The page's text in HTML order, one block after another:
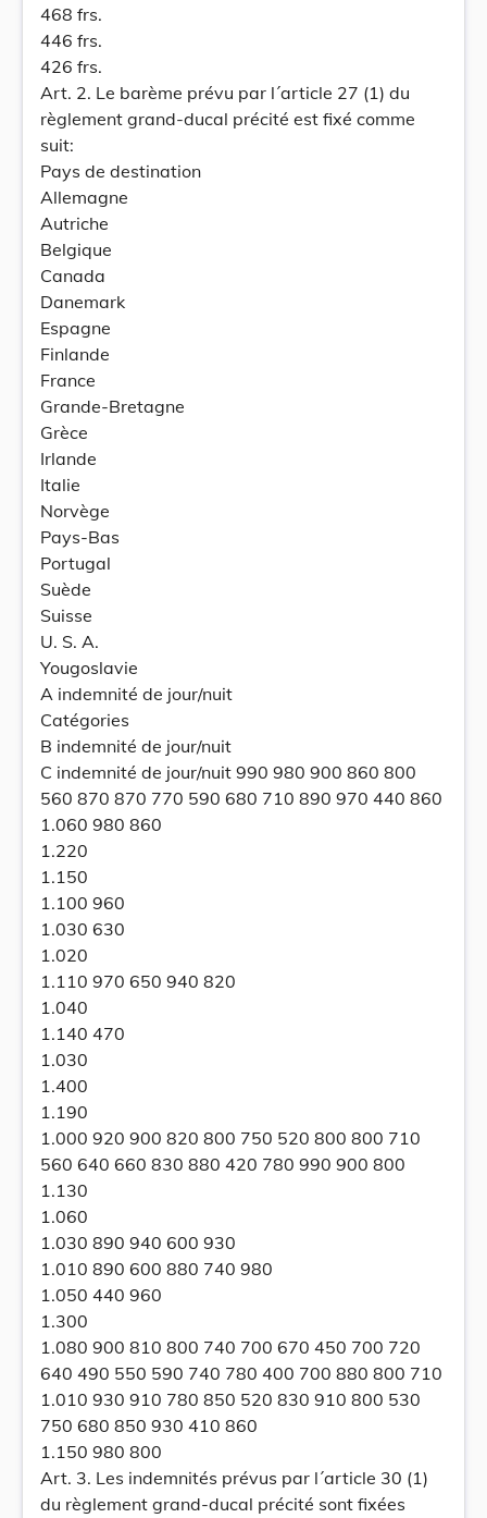
468 frs.
446 frs.
426 frs.
Art. 2. Le barème prévu par l´article 27 (1) du
règlement grand-ducal précité est fixé comme
suit:
Pays de destination
Allemagne
Autriche
Belgique
Canada
Danemark
Espagne
Finlande
France
Grande-Bretagne
Grèce
Irlande
Italie
Norvège
Pays-Bas
Portugal
Suède
Suisse
U. S. A.
Yougoslavie
A indemnité de jour/nuit
Catégories
B indemnité de jour/nuit
C indemnité de jour/nuit 990 980 900 860 800
560 870 870 770 590 680 710 890 970 440 860
1.060 980 860
1.220
1.150
1.100 960
1.030 630
1.020
1.110 970 650 940 820
1.040
1.140 470
1.030
1.400
1.190
1.000 920 900 820 800 750 520 800 800 710
560 640 660 830 880 420 780 990 900 800
1.130
1.060
1.030 890 940 600 930
1.010 890 600 880 740 980
1.050 440 960
1.300
1.080 900 810 800 740 700 670 450 700 720
640 490 550 590 740 780 400 700 880 800 710
1.010 930 910 780 850 520 830 910 800 530
750 680 850 930 410 860
1.150 980 800
Art. 3. Les indemnités prévus par l´article 30 (1)
du règlement grand-ducal précité sont fixées